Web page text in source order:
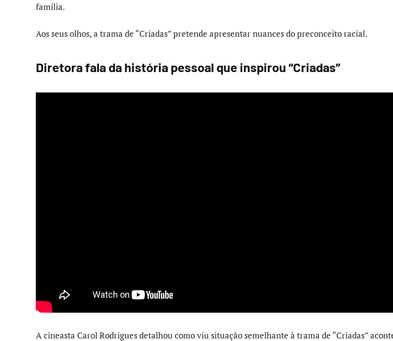
família.
Aos seus olhos, a trama de “Criadas” pretende apresentar nuances do preconceito racial.
Diretora fala da história pessoal que inspirou “Criadas”
A cineasta Carol Rodrigues detalhou como viu situação semelhante à trama de “Criadas”